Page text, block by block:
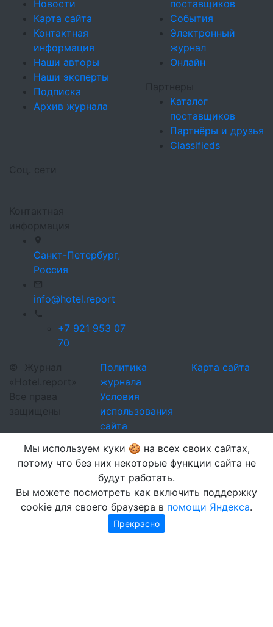
Новости
Карта сайта
Контактная
информация
Наши авторы
Наши эксперты
Подписка
Архив журнала
поставщиков
События
Электронный
журнал
Онлайн
Партнеры
Каталог
поставщиков
Партнёры и друзья
Classifieds
Соц. сети
Контактная
информация
Санкт-Петербург,
Россия
info@hotel.report
+7 921 953 07
70
©
Журнал
«Hotel.report»
Все права
защищены
Политика
журнала
Условия
использования
сайта
Карта сайта
Мы используем куки 🍪 на всех своих сайтах,
потому что без них некоторые функции сайта не
будут работать.
Вы можете посмотреть как включить поддержку
cookie для своего браузера в помощи Яндекса.
Прекрасно